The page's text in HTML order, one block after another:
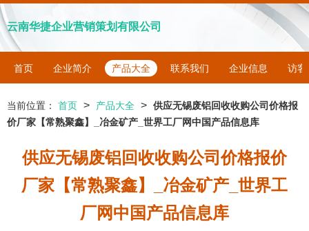
云南华捷企业营销策划有限公司
首页 企业简介 产品大全 联系我们 企业信息 访客
当前位置： 首页 > 产品大全 > 供应无锡废铝回收收购公司价格报
价厂家【常熟聚鑫】_冶金矿产_世界工厂网中国产品信息库
供应无锡废铝回收收购公司价格报价
厂家【常熟聚鑫】_冶金矿产_世界工
厂网中国产品信息库